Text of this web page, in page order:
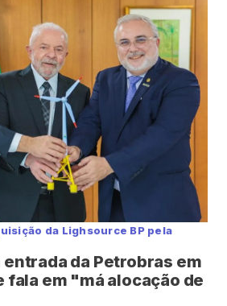
da Lighsource BP pela
entrada da Petrobras em
fala em "má alocação de